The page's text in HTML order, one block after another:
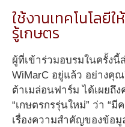
ใช้งานเทคโนโลยี
รู้เกษตร
ผู้ที่เข้าร่วมอบรมในครั้ง
WiMarC อยู่แล้ว อย่างคุ
ต้าเมล่อนฟาร์ม ได้เผยถึ
“เกษตรกรรุ่นใหม่” ว่า “
เรื่องความสำคัญของข้อ